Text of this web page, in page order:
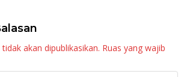
akan dipublikasikan. Ruas yang wajib